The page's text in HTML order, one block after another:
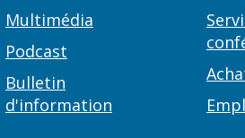
Multimédia
Podcast
Bulletin
d'information